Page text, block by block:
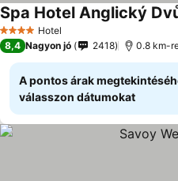
4 KategóriaHotel
Spa Hotel Anglický
8,4 Nagyon jó 2418
A pontos árak
válasszon dátumokat